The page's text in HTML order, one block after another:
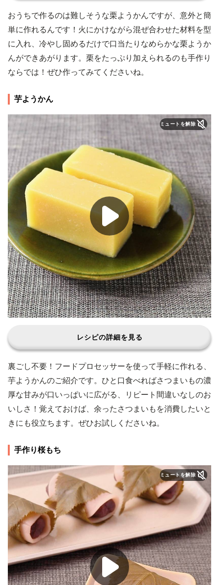
おうちで作るのは難しそうな栗ようかんですが、意外と簡
単に作れるんです！火にかけながら混ぜ合わせた材料を型
に入れ、冷やし固めるだけで口当たりなめらかな栗ようか
んができあがります。栗をたっぷり加えられるのも手作り
ならでは！ぜひ作ってみてくださいね。
芋ようかん
ミュートを解除
レシピの詳細を見る
裏ごし不要！フードプロセッサーを使って手軽に作れる、
芋ようかんのご紹介です。ひと口食べればさつまいもの濃
厚な甘みが口いっぱいに広がる、リピート間違いなしのお
いしさ！覚えておけば、余ったさつまいもを消費したいと
きにも役立ちます。ぜひお試しくださいね。
手作り桜もち
ミュートを解除